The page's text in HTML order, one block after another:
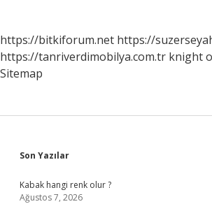
https://bitkiforum.net https://
https://tanriverdimobilya.com.tr knight
Sitemap
Sidebar
Son Yazılar
Kabak hangi renk olur ?
Ağustos 7, 2026